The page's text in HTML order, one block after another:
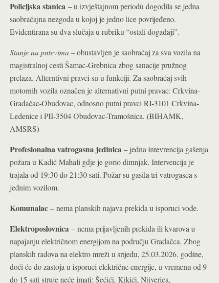
Policijska stanica – u izvještajnom periodu dogodila se jedna
saobraćajna nezgoda u kojoj je jedno lice povrijeđeno.
Evidentirana su dva slučaja u rubriku “ostali događaji”.
Stanje na putevima– obustavljen je saobraćaj za sva vozila na
magistralnoj cesti Šamac-Grebnica zbog sanacije pružnog
prelaza. Alterntivni pravci su u funkciji. Za saobraćaj svih
motornih vozila označen je alternativni putni pravac: Crkvina-
Gradačac-Obudovac, odnosno putni pravci RI-3101 Crkvina-
Ledenice i PII-3504 Obudovac-Tramošnica. (BIHAMK,
AMSRS)
Profesionalna vatrogasna jedinica– jedna intevrencija gašenja
požara u Kadić Mahali gdje je gorio dimnjak. Intervencija je
trajala od 19:30 do 21:30 sati. Požar su gasila tri vatrogasca s
jednim vozilom.
Komunalac – nema planskih najava prekida u isporuci vode.
Elektroposlovnica – nema prijavljenih prekida ili kvarova u
napajanju električnom energijom na području Gradačca. Zbog
planskih radova na elektro mreži u srijedu, 25.03.2026. godine,
doći će do zastoja u isporuci električne energije, u vremenu od 9
do 15 sati struje neće imati: Šećići, Kikići, Njiverica,